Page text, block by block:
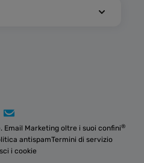
Email Marketing oltre i suoi confini®
antispamTermini di servizio
i cookie